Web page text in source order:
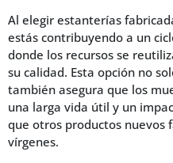
Al elegir estanterías
estás contribuyendo a un
donde los recursos se
su calidad. Esta opción no
también asegura que los
una larga vida útil y un
que otros productos nuevos
vírgenes.